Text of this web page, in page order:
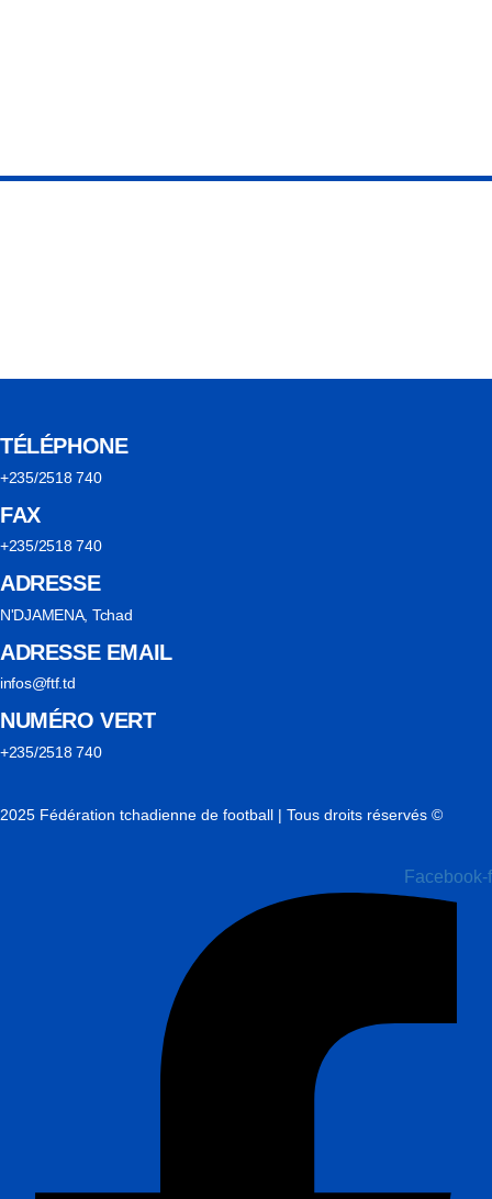
TÉLÉPHONE
+235/2518 740
FAX
+235/2518 740
ADRESSE
N'DJAMENA, Tchad
ADRESSE EMAIL
infos@ftf.td
NUMÉRO VERT
+235/2518 740
2025 Fédération tchadienne de football | Tous droits réservés ©
Facebook-f